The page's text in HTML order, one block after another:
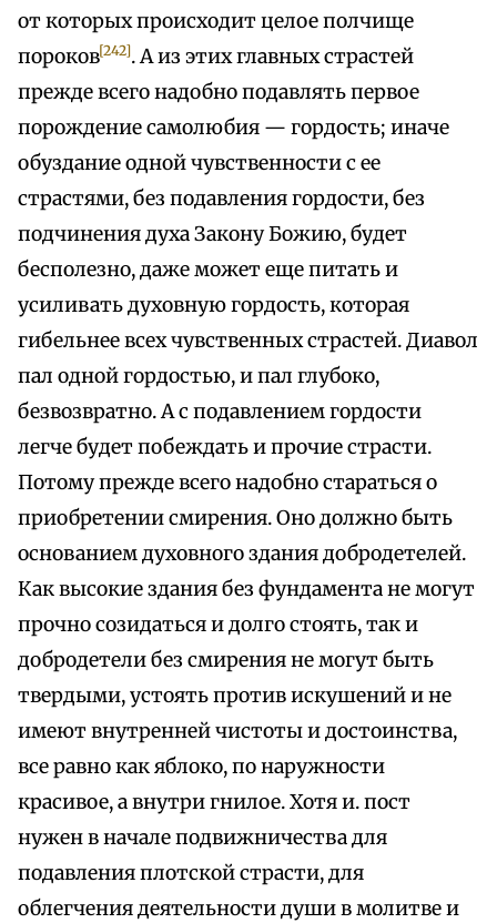
от которых происходит целое полчище
пороков[242]. А из этих главных страстей
прежде всего надобно подавлять первое
порождение самолюбия — гордость; иначе
обуздание одной чувственности с ее
страстями, без подавления гордости, без
подчинения духа Закону Божию, будет
бесполезно, даже может еще питать и
усиливать духовную гордость, которая
гибельнее всех чувственных страстей. Диавол
пал одной гордостью, и пал глубоко,
безвозвратно. А с подавлением гордости
легче будет побеждать и прочие страсти.
Потому прежде всего надобно стараться о
приобретении смирения. Оно должно быть
основанием духовного здания добродетелей.
Как высокие здания без фундамента не могут
прочно созидаться и долго стоять, так и
добродетели без смирения не могут быть
твердыми, устоять против искушений и не
имеют внутренней чистоты и достоинства,
все равно как яблоко, по наружности
красивое, а внутри гнилое. Хотя и. пост
нужен в начале подвижничества для
подавления плотской страсти, для
облегчения деятельности души в молитве и